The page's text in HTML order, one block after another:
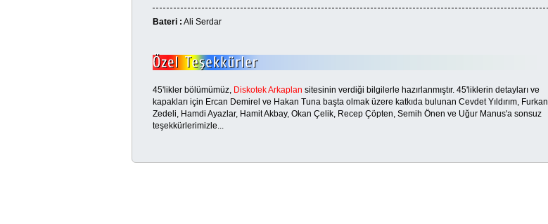
Bateri : Ali Serdar
45'likler bölümümüz, Diskotek Arkaplan sitesinin verdiği bilgilerle hazırlanmıştır. 45'liklerin detayları ve
kapakları için Ercan Demirel ve Hakan Tuna başta olmak üzere katkıda bulunan Cevdet Yıldırım, Furkan
Zedeli, Hamdi Ayazlar, Hamit Akbay, Okan Çelik, Recep Çöpten, Semih Önen ve Uğur Manus'a sonsuz
teşekkürlerimizle...